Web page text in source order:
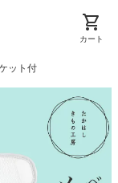
shopping_cart
カート
ット付